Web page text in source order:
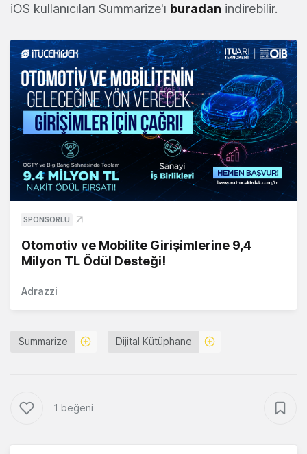
iOS kullanıcıları Summarize'ı buradan indirebilir.
SPONSORLU
Otomotiv ve Mobilite Girişimlerine 9,4
Milyon TL Ödül Desteği!
Adrazzi
Summarize Dijital Kütüphane
1 beğeni